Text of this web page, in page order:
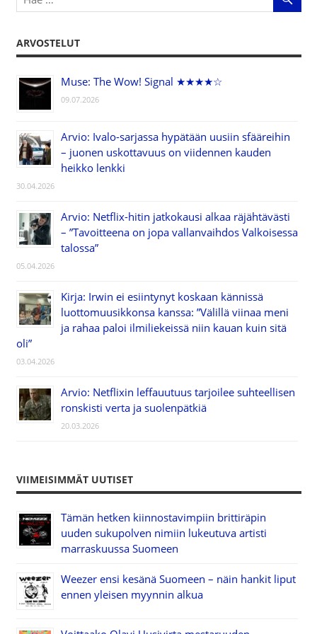
ARVOSTELUT
Muse: The Wow! Signal ★★★★☆
09.07.2026
Arvio: Ivalo-sarjassa hypätään uusiin sfääreihin
– juonen uskottavuus on viidennen kauden
heikko lenkki
30.04.2026
Arvio: Netflix-hitin jatkokausi alkaa räjähtävästi
– ”Tavoitteena on jopa vallanvaihdos Valkoisessa
talossa”
05.04.2026
Kirja: Irwin ei esiintynyt koskaan kännissä
luottomuusikkonsa kanssa: ”Välillä viinaa meni
ja rahaa paloi ilmiliekeissä niin kauan kuin sitä
oli”
03.04.2026
Arvio: Netflixin leffauutuus tarjoilee suhteellisen
ronskisti verta ja suolenpätkiä
20.03.2026
VIIMEISIMMÄT UUTISET
Tämän hetken kiinnostavimpiin brittiräpin
uuden sukupolven nimiin lukeutuva artisti
marraskuussa Suomeen
Weezer ensi kesänä Suomeen – näin hankit liput
ennen yleisen myynnin alkua